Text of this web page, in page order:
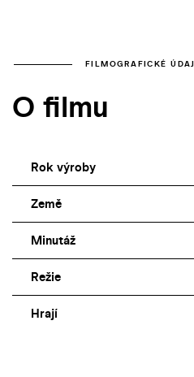
FILMOGRAFICKÉ
O filmu
Rok výroby
Země
Minutáž
Režie
Hrají